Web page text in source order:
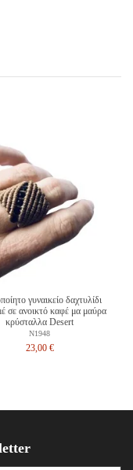
γυναικείο δαχτυλίδι
σε ανοικτό καφέ μα μαύρα
κρύσταλλα Desert
N1948
23,00 €